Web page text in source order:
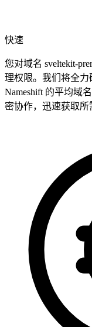
快速
您对域名 sveltekit-
理权限。我们将全力
Nameshift 的平均域
密协作，迅速获取所